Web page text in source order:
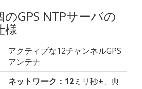
GPS NTPサーバの
様
アクティブな12チャンネルGPS
アンテナ
ネットワーク：12ミリ秒±、典